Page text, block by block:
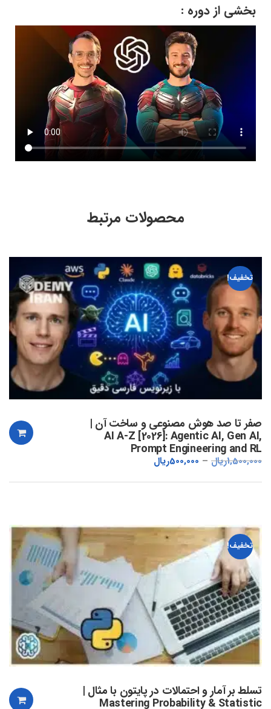
بخشی از دوره :
محصولات مرتبط
تخفیف!
صفر تا صد هوش مصنوعی و ساخت آن |
AI A-Z [2026]: Agentic AI, Gen AI,
Prompt Engineering and RL
1,500,000ریال 500,000ریال
تخفیف!
تسلط بر آمار و احتمالات در پایتون با مثال |
Mastering Probability & Statistic